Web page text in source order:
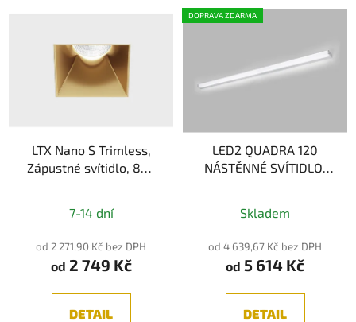
LTX Nano S Trimless,
Zápustné svítidlo, 8W,
7-14 dní
od 2 271,90 Kč bez DPH
od 2 749 Kč
DETAIL
DOPRAVA ZDARMA
LED2 QUADRA 120
NÁSTĚNNÉ SVÍTIDLO,
Skladem
od 4 639,67 Kč bez DPH
od 5 614 Kč
DETAIL